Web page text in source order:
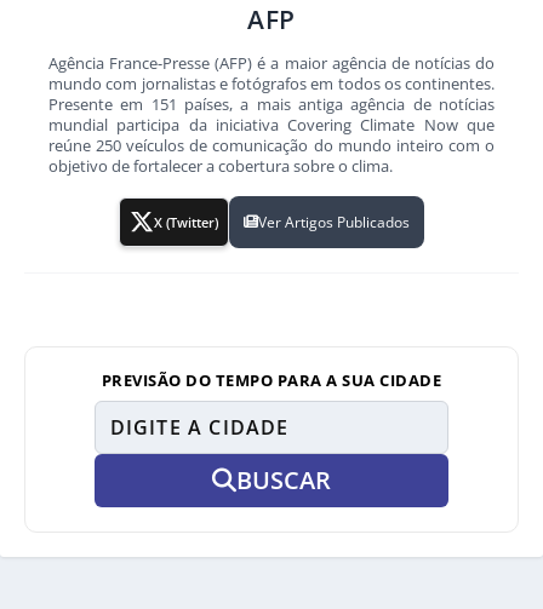
AFP
Agência France-Presse (AFP) é a maior agência de notícias do
mundo com jornalistas e fotógrafos em todos os continentes.
Presente em 151 países, a mais antiga agência de notícias
mundial participa da iniciativa Covering Climate Now que
reúne 250 veículos de comunicação do mundo inteiro com o
objetivo de fortalecer a cobertura sobre o clima.
X (Twitter) Ver Artigos Publicados
PREVISÃO DO TEMPO PARA A SUA CIDADE
BUSCAR